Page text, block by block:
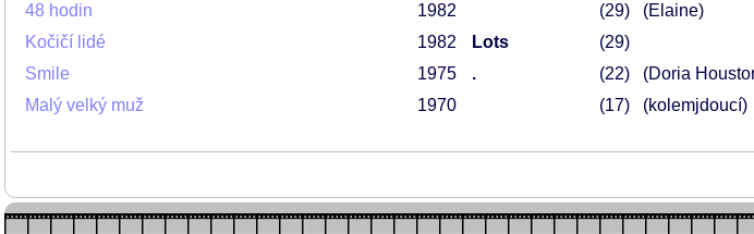
48 hodin
1982 29
(Elaine)
Kočičí lidé
1982 Lots
29
Smile
1975 . 22
(Doria
Malý velký muž
1970 17 (kolemjdoucí)